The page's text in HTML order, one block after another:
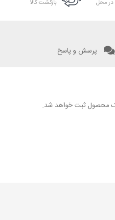
محل بازگشت کالا
پرسش و پاسخ
محصول ثبت خواهد شد.